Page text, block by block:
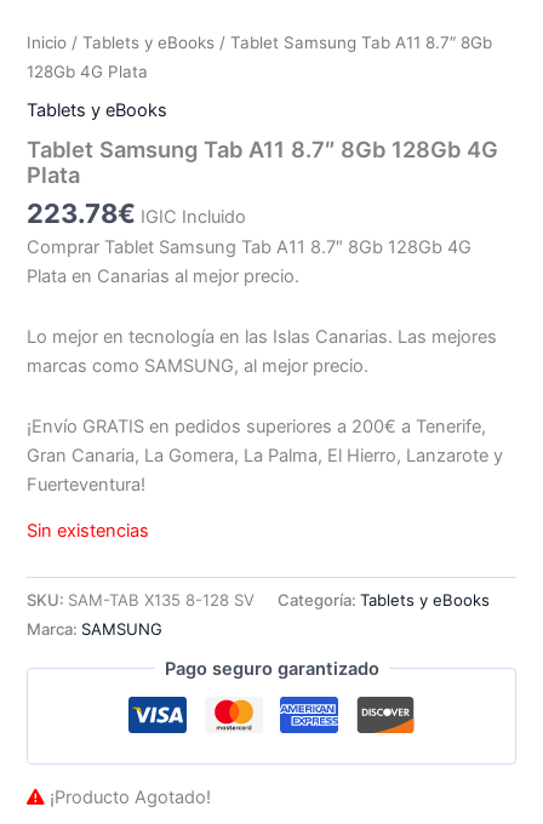
Inicio /Tablets y eBooks / Tablet Samsung Tab A11 8.7″ 8Gb
128Gb 4G Plata
Tablets y eBooks
Tablet Samsung Tab A11 8.7″ 8Gb 128Gb 4G
Plata
223.78€ IGIC Incluido
Comprar Tablet Samsung Tab A11 8.7″ 8Gb 128Gb 4G
Plata en Canarias al mejor precio.
Lo mejor en tecnología en las Islas Canarias. Las mejores
marcas como SAMSUNG, al mejor precio.
¡Envío GRATIS en pedidos superiores a 200€ a Tenerife,
Gran Canaria, La Gomera, La Palma, El Hierro, Lanzarote y
Fuerteventura!
Sin existencias
SKU: SAM-TAB X135 8-128 SV Categoría:Tablets y eBooks
Marca: SAMSUNG
Pago seguro garantizado
¡Producto Agotado!